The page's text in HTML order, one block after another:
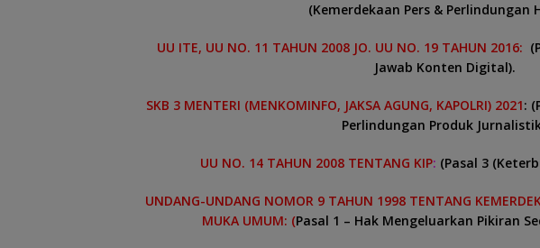
(Kemerdekaan Pers & Perlindungan
UU ITE, UU NO. 11 TAHUN 2008 JO. UU NO. 19 TAHUN 2016:
Jawab Konten Digital).
SKB 3 MENTERI (MENKOMINFO, JAKSA AGUNG, KAPOLRI) 2021:
Perlindungan Produk
UU NO. 14 TAHUN 2008 TENTANG KIP: (Pasal 3
UNDANG-UNDANG NOMOR 9 TAHUN 1998 TENTANG
MUKA UMUM: (Pasal 1 – Hak Mengeluarkan Pikiran